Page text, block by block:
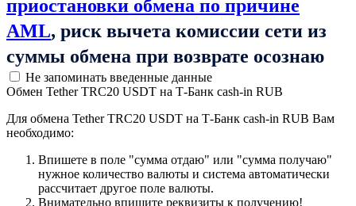
приостановки обмена по причине
AML, риск вычета комиссии сети из
суммы обмена при возврате осознаю
Не запоминать введенные данные
Обмен Tether TRC20 USDT на Т-Банк cash-in RUB
Для обмена Tether TRC20 USDT на Т-Банк cash-in RUB Вам
необходимо:
Впишете в поле "сумма отдаю" или "сумма получаю"
нужное количество валюты и система автоматически
рассчитает другое поле валюты.
Внимательно впишите реквизиты к получению!